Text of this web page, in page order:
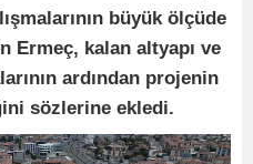
büyük ölçüde
Ermeç, kalan altyapı ve
ardından projenin
sözlerine ekledi.